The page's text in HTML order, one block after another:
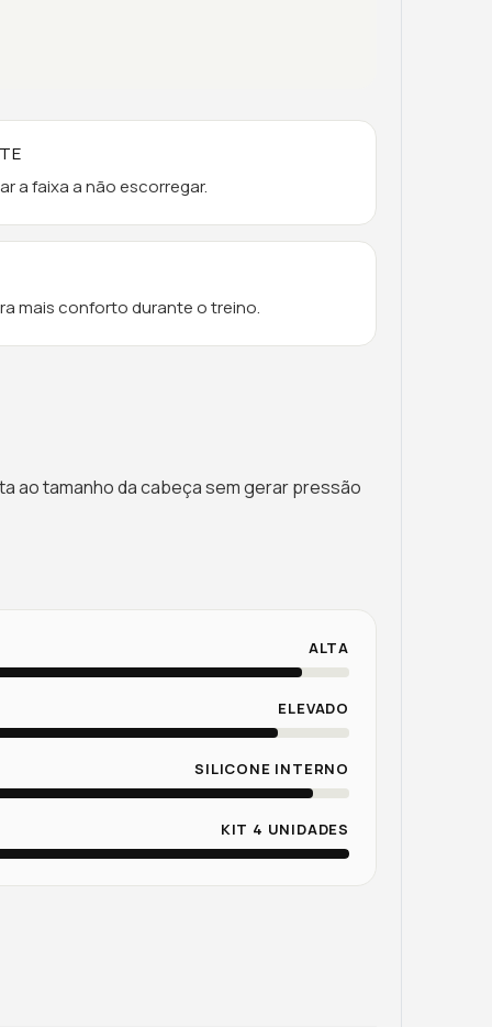
a faixa a não escorregar.
mais conforto durante o treino.
ao tamanho da cabeça sem gerar pressão
ALTA
ELEVADO
SILICONE INTERNO
KIT 4 UNIDADES